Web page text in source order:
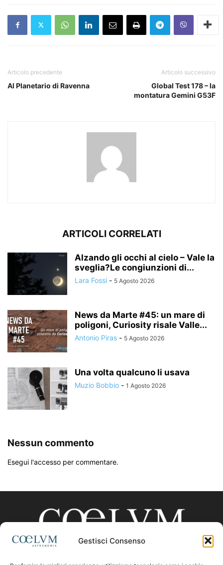
Gestisci Consenso
Articolo precedente
Al Planetario di Ravenna
Articolo successivo
Global Test 178 – la
montatura Gemini G53F
ARTICOLI CORRELATI
Alzando gli occhi al cielo – Vale la
sveglia?Le congiunzioni di...
Lara Fossi - 5 Agosto 2026
News da Marte #45: un mare di
poligoni, Curiosity risale Valle...
Antonio Piras - 5 Agosto 2026
Una volta qualcuno li usava
Muzio Bobbio - 1 Agosto 2026
Nessun commento
Esegui l'accesso per commentare.